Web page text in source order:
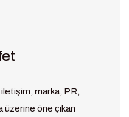
marka, PR,
öne çıkan